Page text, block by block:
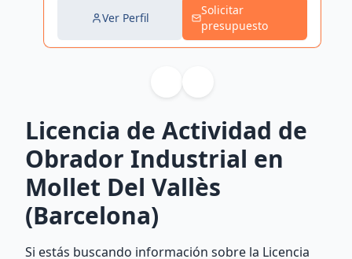
Ver Perfil
Solicitar
presupuesto
Licencia de Actividad de
Obrador Industrial en
Mollet Del Vallès
(Barcelona)
Si estás buscando información sobre la Licencia